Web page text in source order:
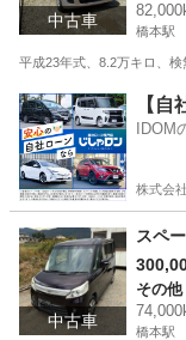
中古車
橋本駅
平成23年式、8.2万キロ、
福岡 福岡市 橋本
【
株式会
中古車
その他
橋本駅